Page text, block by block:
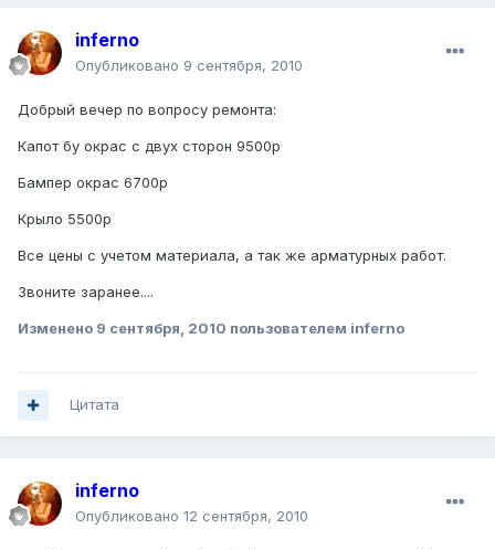
inferno
Опубликовано 9 сентября, 2010
Добрый вечер по вопросу ремонта:
Капот бу окрас с двух сторон 9500р
Бампер окрас 6700р
Крыло 5500р
Все цены с учетом материала, а так же арматурных работ.
Звоните заранее....
Изменено 9 сентября, 2010 пользователем inferno
Цитата
inferno
Опубликовано 12 сентября, 2010